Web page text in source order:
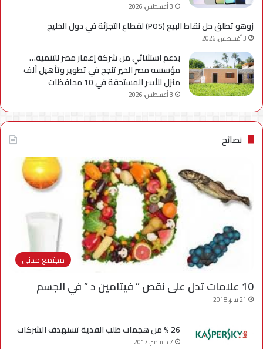
3 أغسطس، 2026
زوهو تطلق حل نقاط البيع (POS) لقطاع التجزئة في دول الخليج
3 أغسطس، 2026
بدعم استثنائي من شركة إعمار مصر للتنمية…
مؤسسه مصر الخير تنجح في تطوير وتأهيل ألف
منزل للأسر المستحقة في 10 محافظات
3 أغسطس، 2026
نصائح
مجتمع مدني
10 علامات تدل على نقص ” فيتامين د ” في الجسم
21 يناير، 2018
26 % من هجمات طلب الفدية تستهدف الشركات
7 ديسمبر، 2017